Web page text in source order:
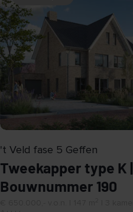
't Veld fase 5 Geffen
Tweekapper type K |
Bouwnummer 190